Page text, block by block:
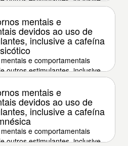
mentais e
devidos ao uso de
inclusive a cafeína
e comportamentais
outros estimulantes, inclusive
mentais e
devidos ao uso de
inclusive a cafeína
e comportamentais
outros estimulantes, inclusive